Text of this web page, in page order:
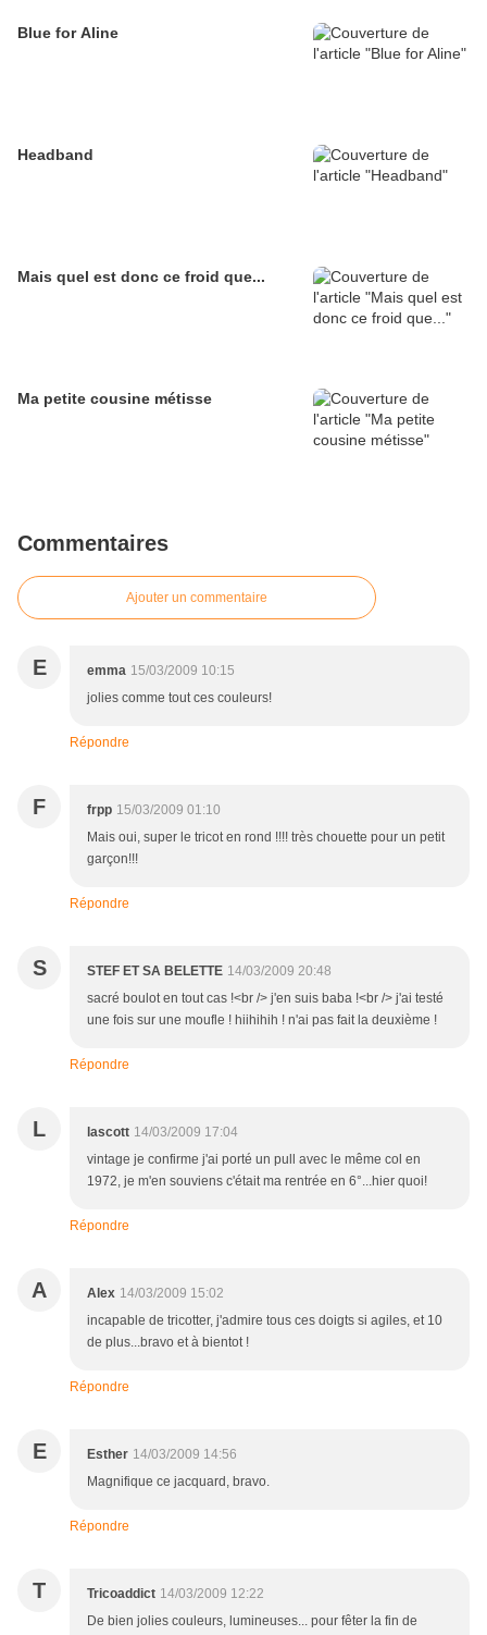
Blue for Aline
Headband
Mais quel est donc ce froid que...
Ma petite cousine métisse
Commentaires
Ajouter un commentaire
E emma 15/03/2009 10:15
jolies comme tout ces couleurs!
Répondre
F frpp 15/03/2009 01:10
Mais oui, super le tricot en rond !!!! très chouette pour un petit
garçon!!!
Répondre
S STEF ET SA BELETTE 14/03/2009 20:48
sacré boulot en tout cas !<br /> j'en suis baba !<br /> j'ai testé
une fois sur une moufle ! hiihihih ! n'ai pas fait la deuxième !
Répondre
L lascott 14/03/2009 17:04
vintage je confirme j'ai porté un pull avec le même col en
1972, je m'en souviens c'était ma rentrée en 6°...hier quoi!
Répondre
A Alex 14/03/2009 15:02
incapable de tricotter, j'admire tous ces doigts si agiles, et 10
de plus...bravo et à bientot !
Répondre
E Esther 14/03/2009 14:56
Magnifique ce jacquard, bravo.
Répondre
T Tricoaddict 14/03/2009 12:22
De bien jolies couleurs, lumineuses... pour fêter la fin de